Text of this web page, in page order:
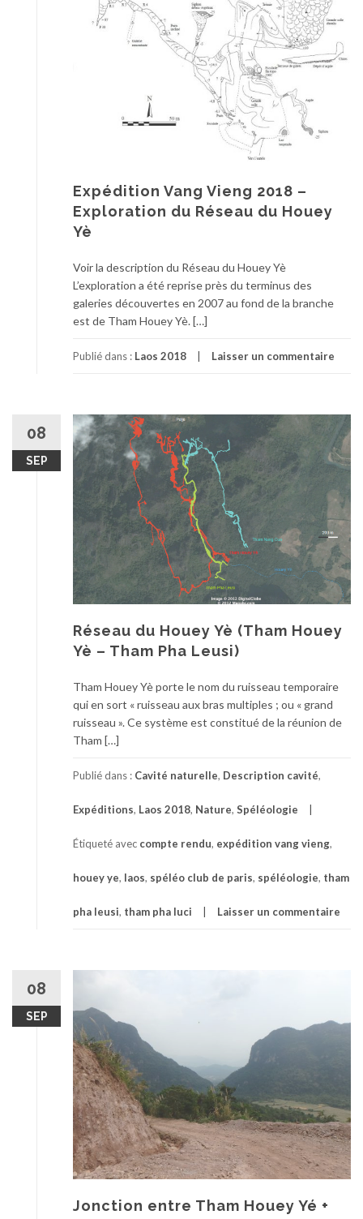
Expédition Vang Vieng 2018 –
Exploration du Réseau du Houey
Yè
Voir la description du Réseau du Houey Yè
L’exploration a été reprise près du terminus des
galeries découvertes en 2007 au fond de la branche
est de Tham Houey Yè. […]
Publié dans : Laos 2018 Laisser un commentaire
08
SEP
Réseau du Houey Yè (Tham Houey
Yè – Tham Pha Leusi)
Tham Houey Yè porte le nom du ruisseau temporaire
qui en sort « ruisseau aux bras multiples ; ou « grand
ruisseau ». Ce système est constitué de la réunion de
Tham […]
Publié dans : Cavité naturelle, Description cavité,
Expéditions, Laos 2018, Nature, Spéléologie
Étiqueté avec compte rendu, expédition vang vieng,
houey ye, laos, spéléo club de paris, spéléologie, tham
pha leusi, tham pha luci Laisser un commentaire
08
SEP
Jonction entre Tham Houey Yé +